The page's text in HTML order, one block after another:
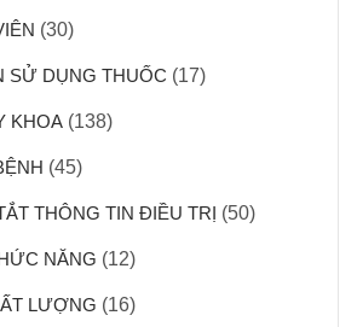
(30)
SỬ DỤNG THUỐC (17)
KHOA (138)
(45)
THÔNG TIN ĐIỀU TRỊ (50)
NĂNG (12)
LƯỢNG (16)